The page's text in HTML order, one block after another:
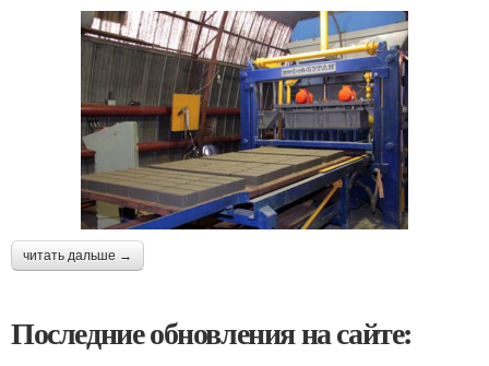
читать дальше →
Последние обновления на сайте: